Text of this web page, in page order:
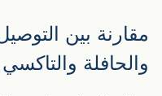
مقارنة بين
والحافلة والتاكسي